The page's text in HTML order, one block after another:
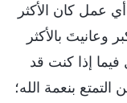
عمل كان الأكثر
وعانيتَ بالأكثر
إذا كنت قد
بنعمة الله؛